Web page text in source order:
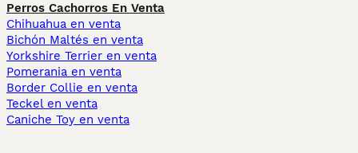
Perros Cachorros En Venta
Chihuahua en venta
Bichón Maltés en venta
Yorkshire Terrier en venta
Pomerania en venta
Border Collie en venta
Teckel en venta
Caniche Toy en venta